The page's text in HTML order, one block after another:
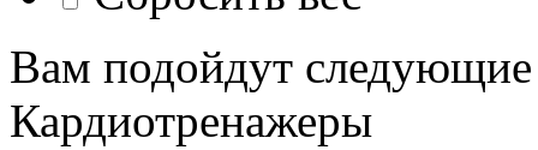
Вам подойдут
Кардиотренажеры